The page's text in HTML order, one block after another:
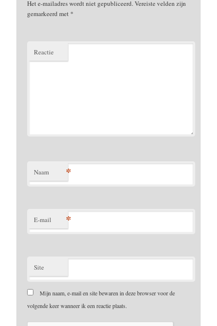
Het e-mailadres wordt niet gepubliceerd. Vereiste velden zijn
gemarkeerd met *
Reactie
Naam *
E-mail *
Site
Mijn naam, e-mail en site bewaren in deze browser voor de
volgende keer wanneer ik een reactie plaats.